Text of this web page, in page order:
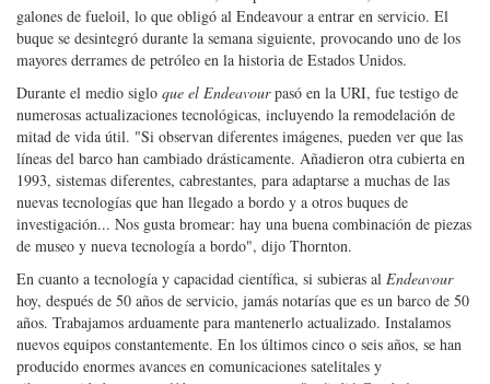
galones de fueloil, lo que obligó al Endeavour a entrar en servicio. El
buque se desintegró durante la semana siguiente, provocando uno de los
mayores derrames de petróleo en la historia de Estados Unidos.
Durante el medio siglo que el Endeavourpasó en la URI, fue testigo de
numerosas actualizaciones tecnológicas, incluyendo la remodelación de
mitad de vida útil. "Si observan diferentes imágenes, pueden ver que las
líneas del barco han cambiado drásticamente. Añadieron otra cubierta en
1993, sistemas diferentes, cabrestantes, para adaptarse a muchas de las
nuevas tecnologías que han llegado a bordo y a otros buques de
investigación... Nos gusta bromear: hay una buena combinación de piezas
de museo y nueva tecnología a bordo", dijo Thornton.
En cuanto a tecnología y capacidad científica, si subieras al Endeavour
hoy, después de 50 años de servicio, jamás notarías que es un barco de 50
años. Trabajamos arduamente para mantenerlo actualizado. Instalamos
nuevos equipos constantemente. En los últimos cinco o seis años, se han
producido enormes avances en comunicaciones satelitales y